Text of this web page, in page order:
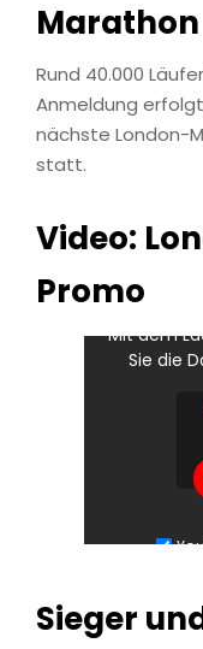
Marathon
Rund 40.000
Anmeldung
nächste London-
statt.
Video:
Promo
Mit dem
Sie die
Sieger